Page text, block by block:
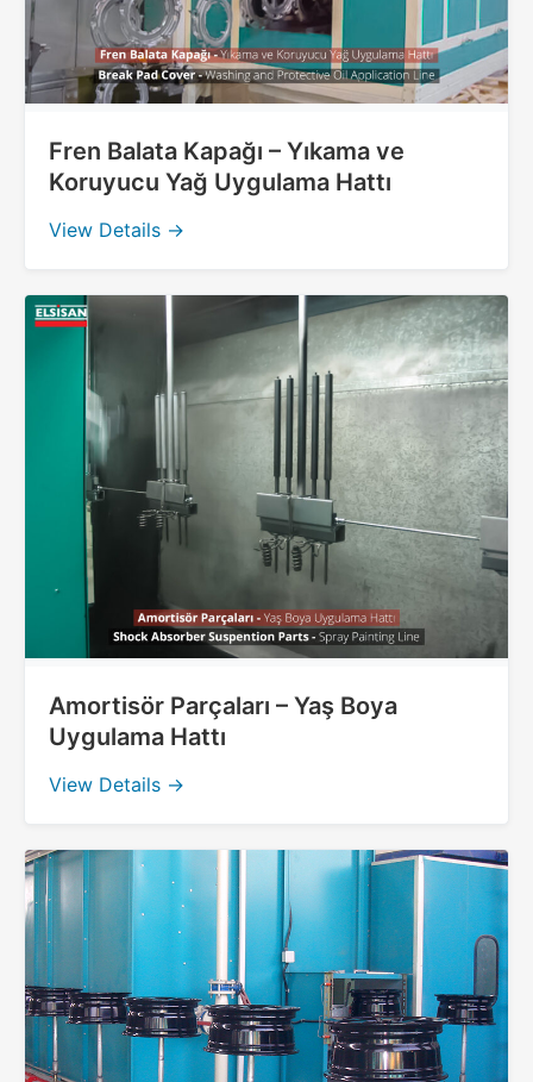
Fren Balata Kapağı – Yıkama ve
Koruyucu Yağ Uygulama Hattı
View Details →
Amortisör Parçaları – Yaş Boya
Uygulama Hattı
View Details →